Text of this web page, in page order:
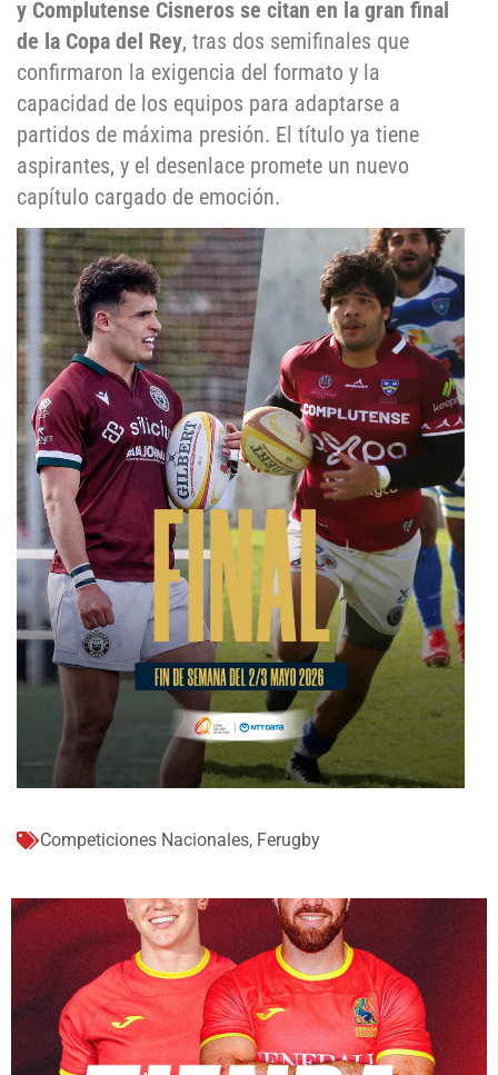
y Complutense Cisneros se citan en la gran final
de la Copa del Rey, tras dos semifinales que
confirmaron la exigencia del formato y la
capacidad de los equipos para adaptarse a
partidos de máxima presión. El título ya tiene
aspirantes, y el desenlace promete un nuevo
capítulo cargado de emoción.
Competiciones Nacionales, Ferugby